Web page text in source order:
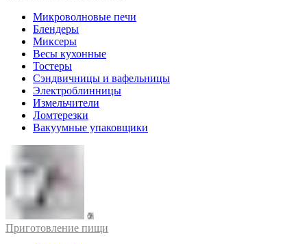
Микроволновые печи
Блендеры
Миксеры
Весы кухонные
Тостеры
Сэндвичницы и вафельницы
Электроблинницы
Измельчители
Ломтерезки
Вакуумные упаковщики
Приготовление пищи